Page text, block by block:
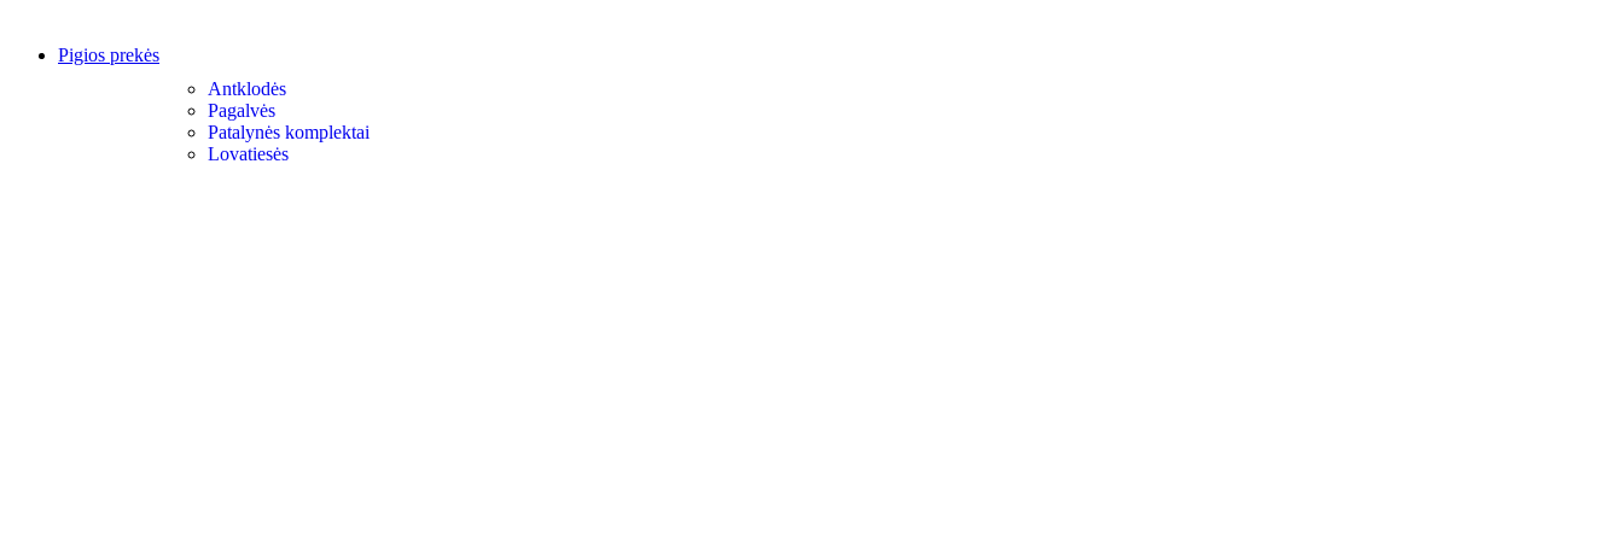
Pigios prekės
Antklodės
Pagalvės
Patalynės komplektai
Lovatiesės